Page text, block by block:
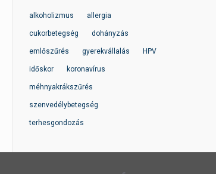
alkoholizmus allergia
cukorbetegség dohányzás
emlőszűrés gyerekvállalás HPV
időskor koronavírus
méhnyakrákszűrés
szenvedélybetegség
terhesgondozás